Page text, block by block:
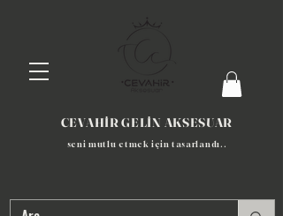
CEVAHİR GELİN AKSESUAR
seni mutlu etmek için tasarlandı​..